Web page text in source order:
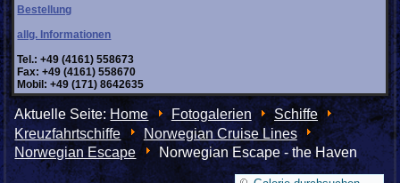
Bestellung
allg. Informationen
Tel.: +49 (4161) 558673
Fax: +49 (4161) 558670
Mobil: +49 (171) 8642635
Aktuelle Seite:Home Fotogalerien
Schiffe
Kreuzfahrtschiffe
Norwegian Cruise Lines
Norwegian Escape
Norwegian Escape - the Haven